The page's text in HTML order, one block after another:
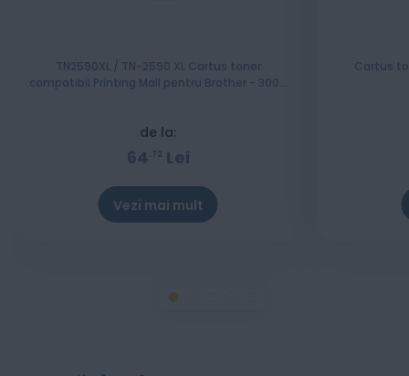
TN2590XL / TN-2590 XL Cartus toner
compatibil Printing Mall pentru Brother - 3000
de la:
64 72 Lei
Vezi mai mult
Cartus